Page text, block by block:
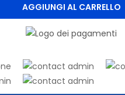
AGGIUNGI AL CARRELLO